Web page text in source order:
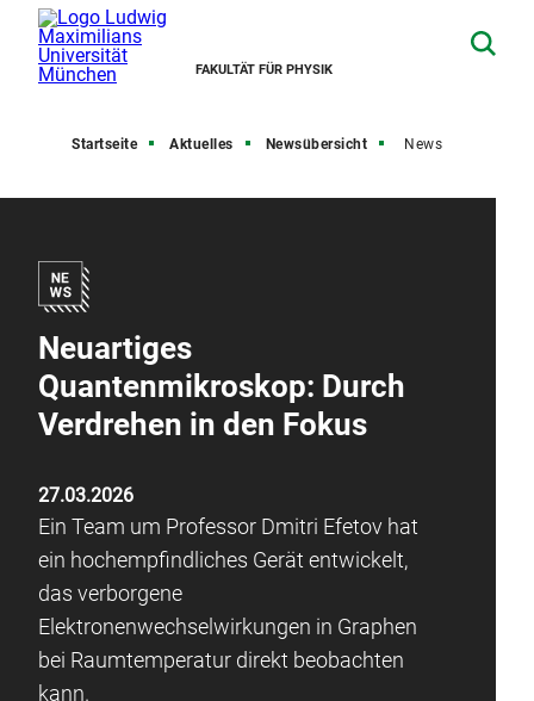
FAKULTÄT FÜR PHYSIK
Startseite Aktuelles Newsübersicht News
Neuartiges
Quantenmikroskop: Durch
Verdrehen in den Fokus
27.03.2026
Ein Team um Professor Dmitri Efetov hat
ein hochempfindliches Gerät entwickelt,
das verborgene
Elektronenwechselwirkungen in Graphen
bei Raumtemperatur direkt beobachten
kann.